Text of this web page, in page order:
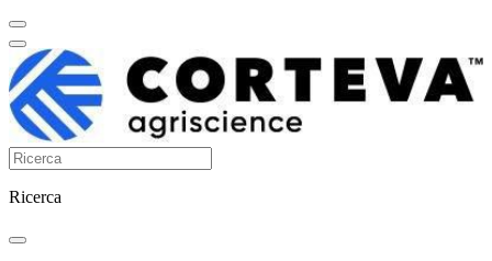
Ricerca